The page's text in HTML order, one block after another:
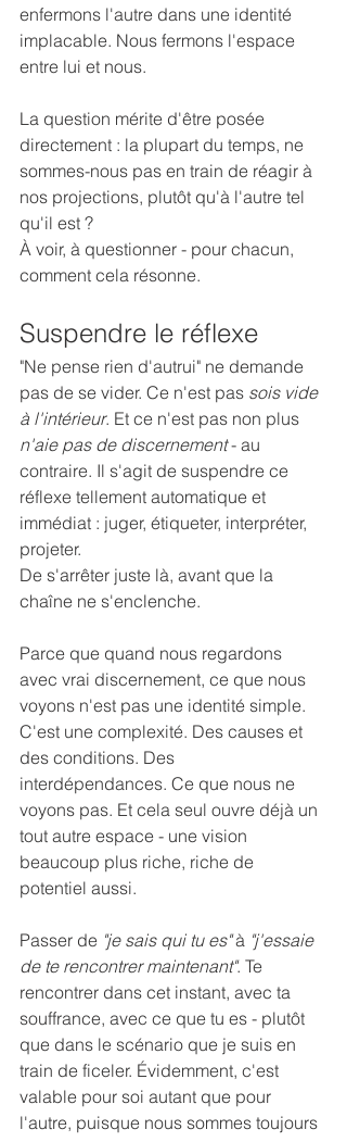
enfermons l'autre dans une identité
implacable. Nous fermons l'espace
entre lui et nous.
La question mérite d'être posée
directement : la plupart du temps, ne
sommes-nous pas en train de réagir à
nos projections, plutôt qu'à l'autre tel
qu'il est ?
À voir, à questionner - pour chacun,
comment cela résonne.
Suspendre le réflexe
"Ne pense rien d'autrui" ne demande
pas de se vider. Ce n'est pas sois vide
à l'intérieur. Et ce n'est pas non plus
n'aie pas de discernement - au
contraire. Il s'agit de suspendre ce
réflexe tellement automatique et
immédiat : juger, étiqueter, interpréter,
projeter.
De s'arrêter juste là, avant que la
chaîne ne s'enclenche.
Parce que quand nous regardons
avec vrai discernement, ce que nous
voyons n'est pas une identité simple.
C'est une complexité. Des causes et
des conditions. Des
interdépendances. Ce que nous ne
voyons pas. Et cela seul ouvre déjà un
tout autre espace - une vision
beaucoup plus riche, riche de
potentiel aussi.
Passer de "je sais qui tu es" à "j'essaie
de te rencontrer maintenant". Te
rencontrer dans cet instant, avec ta
souffrance, avec ce que tu es - plutôt
que dans le scénario que je suis en
train de ficeler. Évidemment, c'est
valable pour soi autant que pour
l'autre, puisque nous sommes toujours